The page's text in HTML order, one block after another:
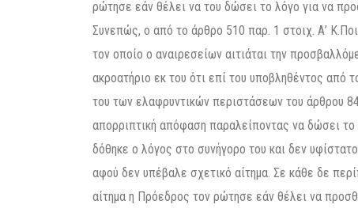
ρώτησε εάν θέλει να του δώσει το λόγο για να
Συνεπώς, ο από το άρθρο 510 παρ. 1 στοιχ. Α’
τον οποίο ο αναιρεσείων αιτιάται την
ακροατήριο εκ του ότι επί του υποβληθέντος
του των ελαφρυντικών περιστάσεων του άρθρου
απορριπτική απόφαση παραλείποντας να δώσει
δόθηκε ο λόγος στο συνήγορο του και δεν
αφού δεν υπέβαλε σχετικό αίτημα. Σε κάθε δε
αίτημα η Πρόεδρος τον ρώτησε εάν θέλει να